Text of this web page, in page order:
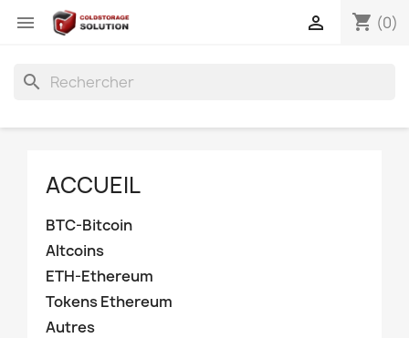
 shopping_cart (0)

search
ACCUEIL
BTC-Bitcoin
Altcoins
ETH-Ethereum
Tokens Ethereum
Autres